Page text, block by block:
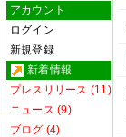
アカウント
ログイン
新規登録
新着情報
プレスリリース (11)
ニュース (9)
ブログ (4)